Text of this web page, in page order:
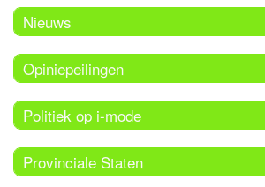
Nieuws
Opiniepeilingen
Politiek op i-mode
Provinciale Staten